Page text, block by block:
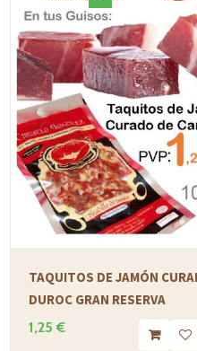
TAQUITOS DE JAMÓN
DUROC GRAN RESERVA
1,25 €